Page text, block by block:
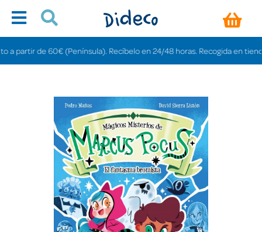
de 60€ (Península). Recíbelo en 24/48 horas. Recogida en tiendas